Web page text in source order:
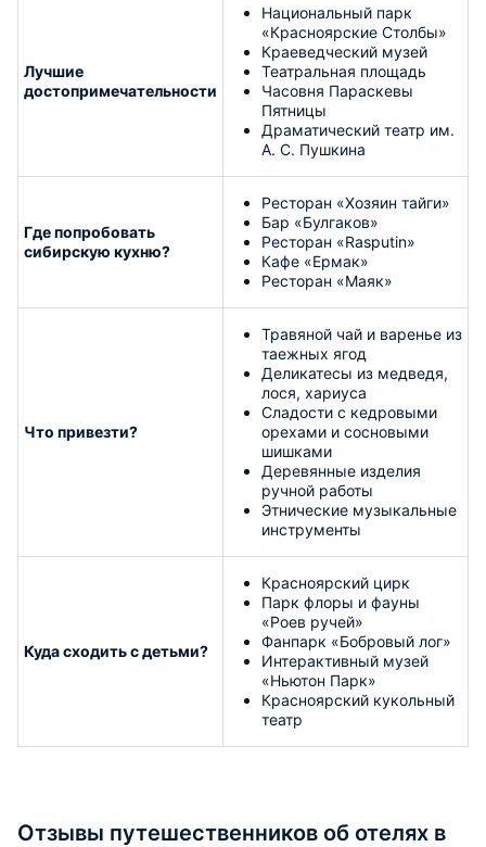
Лучшие
достопримечательности
Национальный парк
«Красноярские Столбы»
Краеведческий музей
Театральная площадь
Часовня Параскевы
Пятницы
Драматический театр им.
А. С. Пушкина
Где попробовать
сибирскую кухню?
Ресторан «Хозяин тайги»
Бар «Булгаков»
Ресторан «Rasputin»
Кафе «Ермак»
Ресторан «Маяк»
Что привезти?
Травяной чай и варенье из
таежных ягод
Деликатесы из медведя,
лося, хариуса
Сладости с кедровыми
орехами и сосновыми
шишками
Деревянные изделия
ручной работы
Этнические музыкальные
инструменты
Куда сходить с детьми?
Красноярский цирк
Парк флоры и фауны
«Роев ручей»
Фанпарк «Бобровый лог»
Интерактивный музей
«Ньютон Парк»
Красноярский кукольный
театр
Отзывы путешественников об отелях в